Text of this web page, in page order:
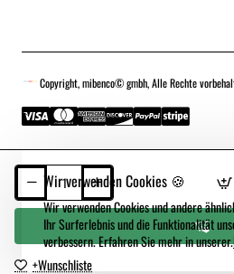
Wir verwenden Cookies 🍪
Wir verwenden Cookies und andere
Ihr Surferlebnis und die Funktionalität
verbessern. Erfahren Sie mehr in unserer.
+Wunschliste
Copyright, mibenco© gmbh, Alle Rechte